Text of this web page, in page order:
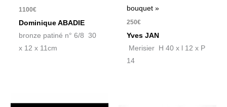
1100€
Dominique ABADIE
bronze patiné n° 6/8 30
x 12 x 11cm
bouquet »
250€
Yves JAN
Merisier H 40 x l 12 x P
14